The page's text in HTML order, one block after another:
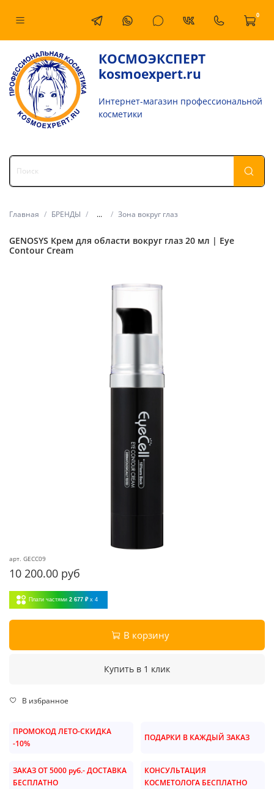
0
КОСМОЭКСПЕРТ
kosmoexpert.ru
Интернет-магазин профессиональной
косметики
Главная БРЕНДЫ ... Зона вокруг глаз
GENOSYS Крем для области вокруг глаз 20 мл | Eye
Contour Cream
арт. GECC09
10 200.00 руб
Плати частями 2 677 ₽ x 4
В корзину
Купить в 1 клик
В избранное
ПРОМОКОД ЛЕТО-СКИДКА
-10%
ПОДАРКИ В КАЖДЫЙ ЗАКАЗ
ЗАКАЗ ОТ 5000 руб.- ДОСТАВКА
БЕСПЛАТНО
КОНСУЛЬТАЦИЯ
КОСМЕТОЛОГА БЕСПЛАТНО